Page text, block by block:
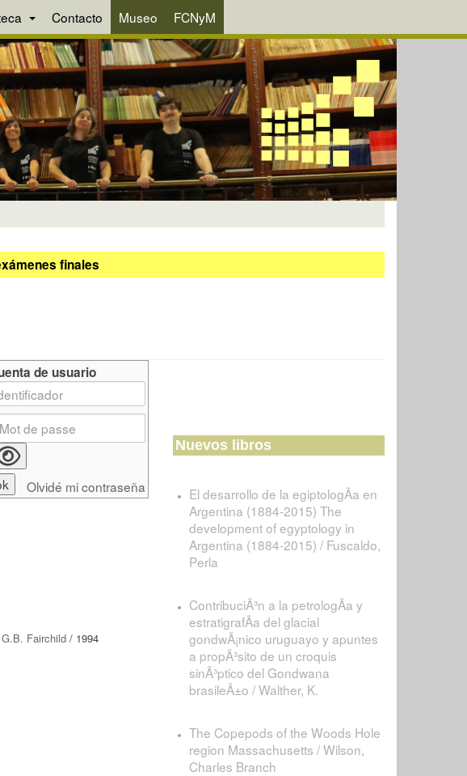
Contacto Museo FCNyM
finales
G.B. Fairchild / 1994
de usuario
Olvidé mi contraseña
Nuevos libros
El desarrollo de la egiptologÃ­a en
Argentina (1884-2015) The
development of egyptology in
Argentina (1884-2015) / Fuscaldo,
Perla
ContribuciÃ³n a la petrologÃ­a y
estratigrafÃ­a del glacial
gondwÃ¡nico uruguayo y apuntes
a propÃ³sito de un croquis
sinÃ³ptico del Gondwana
brasileÃ±o / Walther, K.
The Copepods of the Woods Hole
region Massachusetts / Wilson,
Charles Branch